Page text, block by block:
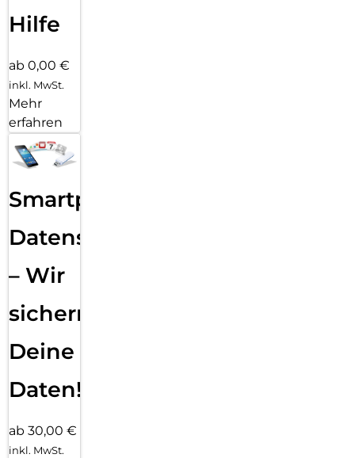
Hilfe
ab 0,00 €
inkl. MwSt.
Mehr
erfahren
Smartphone
Datensicherung
– Wir
sichern
Deine
Daten!
ab 30,00 €
inkl. MwSt.